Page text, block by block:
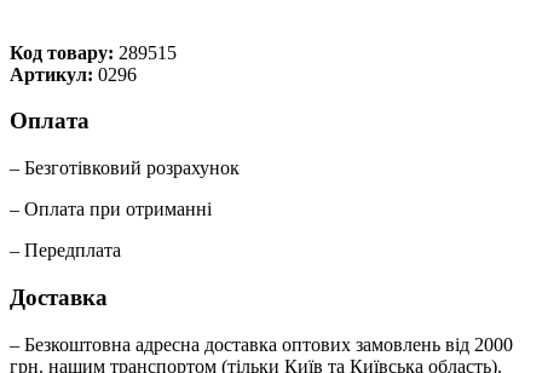
Код товару: 289515
Артикул: 0296
Оплата
– Безготівковий розрахунок
– Оплата при отриманні
– Передплата
Доставка
– Безкоштовна адресна доставка оптових замовлень від 2000
грн. нашим транспортом (тільки Київ та Київська область).